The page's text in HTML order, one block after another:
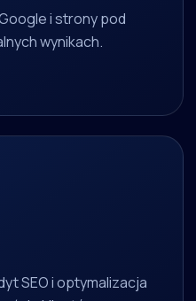
i strony pod
wynikach.
SEO i optymalizacja